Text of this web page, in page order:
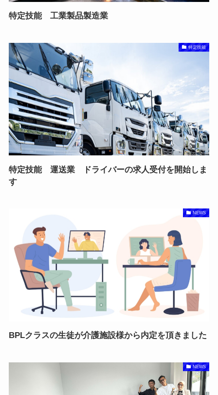
特定技能 工業製品製造業
特定技能
特定技能 運送業 ドライバーの求人受付を開始しま
す
NEWS
BPLクラスの生徒が介護施設様から内定を頂きました
NEWS